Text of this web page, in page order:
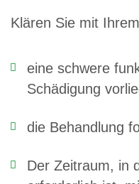
Klären Sie mit
eine schwere
Schädigung
die Behandlung
Der Zeitraum, in